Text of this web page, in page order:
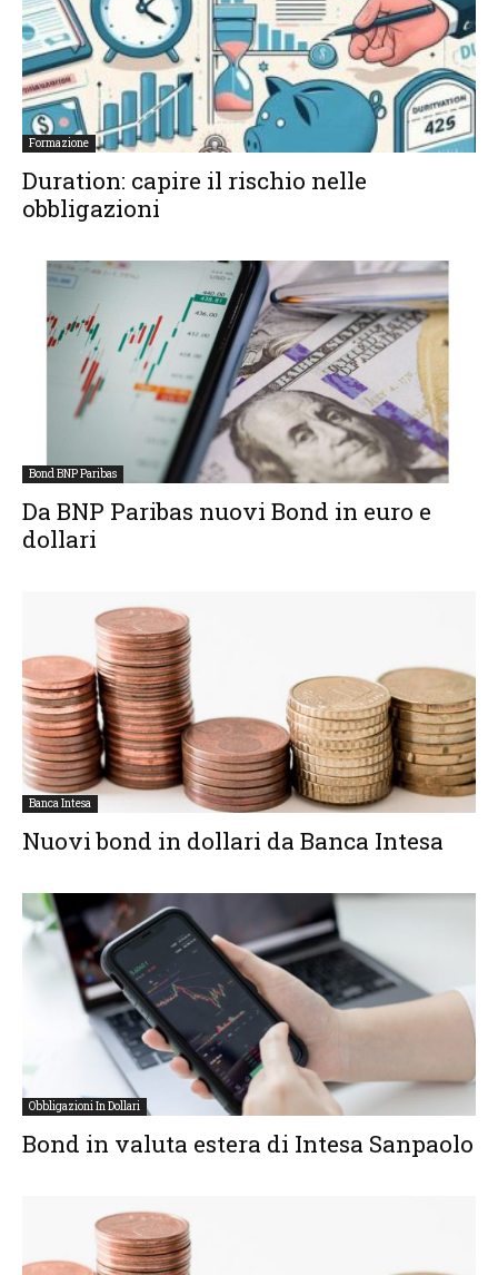
Formazione
Duration: capire il rischio nelle
obbligazioni
Bond BNP Paribas
Da BNP Paribas nuovi Bond in euro e
dollari
Banca Intesa
Nuovi bond in dollari da Banca Intesa
Obbligazioni In Dollari
Bond in valuta estera di Intesa Sanpaolo